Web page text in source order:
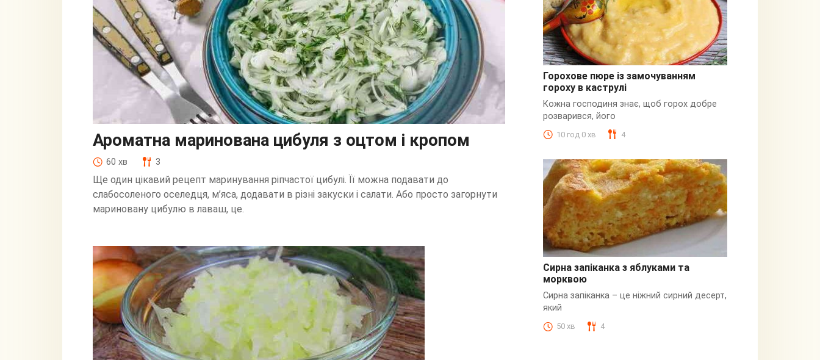
Ароматна маринована цибуля з оцтом і кропом
60 хв 3
Ще один цікавий рецепт маринування ріпчастої цибулі. Її можна подавати до
слабосоленого оселедця, м’яса, додавати в різні закуски і салати. Або просто загорнути
мариновану цибулю в лаваш, це.
Пюре
Горохове пюре із замочуванням
гороху в каструлі
Кожна господиня знає, щоб горох добре
розварився, його
10 год 0 хв 4
Сирна
Сирна запіканка з яблуками та
морквою
Сирна запіканка – це ніжний сирний десерт,
який
50 хв 4